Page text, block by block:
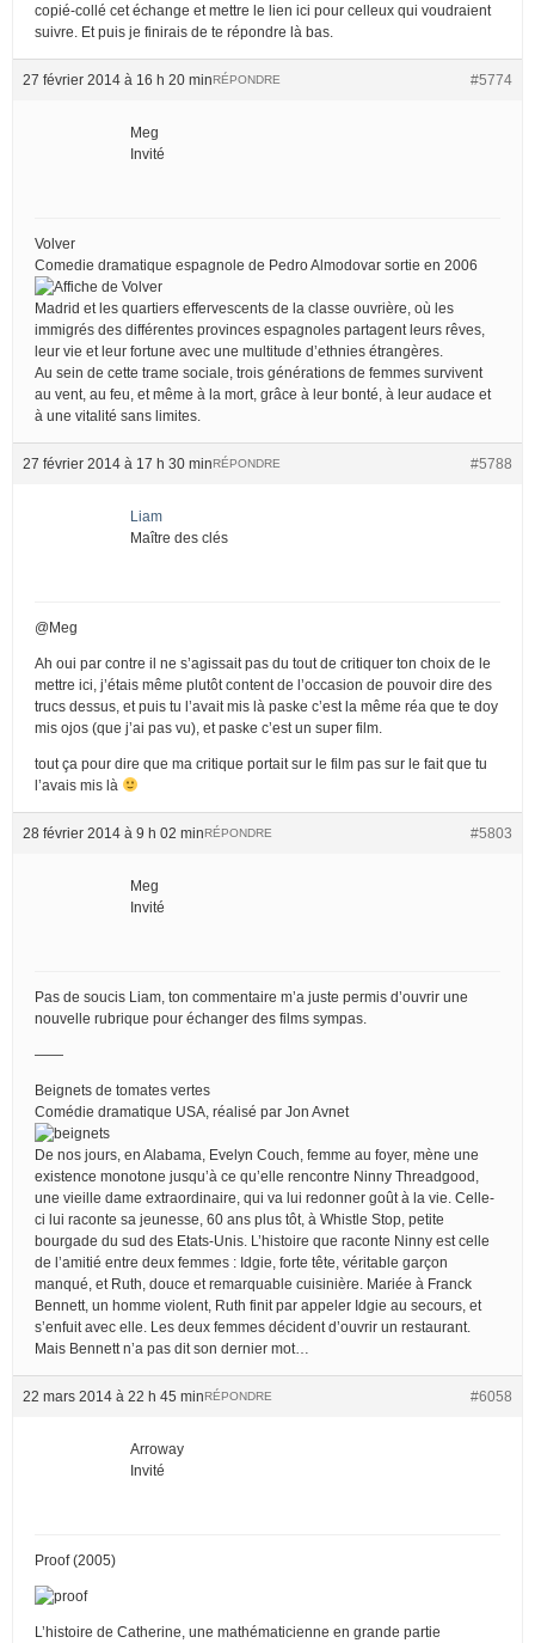
copié-collé cet échange et mettre le lien ici pour celleux qui voudraient
suivre. Et puis je finirais de te répondre là bas.
27 février 2014 à 16 h 20 min #5774
RÉPONDRE
Meg
Invité
Volver
Comedie dramatique espagnole de Pedro Almodovar sortie en 2006
Madrid et les quartiers effervescents de la classe ouvrière, où les
immigrés des différentes provinces espagnoles partagent leurs rêves,
leur vie et leur fortune avec une multitude d’ethnies étrangères.
Au sein de cette trame sociale, trois générations de femmes survivent
au vent, au feu, et même à la mort, grâce à leur bonté, à leur audace et
à une vitalité sans limites.
27 février 2014 à 17 h 30 min #5788
RÉPONDRE
Liam
Maître des clés
@Meg
Ah oui par contre il ne s’agissait pas du tout de critiquer ton choix de le
mettre ici, j’étais même plutôt content de l’occasion de pouvoir dire des
trucs dessus, et puis tu l’avait mis là paske c’est la même réa que te doy
mis ojos (que j’ai pas vu), et paske c’est un super film.
tout ça pour dire que ma critique portait sur le film pas sur le fait que tu
l’avais mis là
28 février 2014 à 9 h 02 min #5803
RÉPONDRE
Meg
Invité
Pas de soucis Liam, ton commentaire m’a juste permis d’ouvrir une
nouvelle rubrique pour échanger des films sympas.
——
Beignets de tomates vertes
Comédie dramatique USA, réalisé par Jon Avnet
De nos jours, en Alabama, Evelyn Couch, femme au foyer, mène une
existence monotone jusqu’à ce qu’elle rencontre Ninny Threadgood,
une vieille dame extraordinaire, qui va lui redonner goût à la vie. Celle-
ci lui raconte sa jeunesse, 60 ans plus tôt, à Whistle Stop, petite
bourgade du sud des Etats-Unis. L’histoire que raconte Ninny est celle
de l’amitié entre deux femmes : Idgie, forte tête, véritable garçon
manqué, et Ruth, douce et remarquable cuisinière. Mariée à Franck
Bennett, un homme violent, Ruth finit par appeler Idgie au secours, et
s’enfuit avec elle. Les deux femmes décident d’ouvrir un restaurant.
Mais Bennett n’a pas dit son dernier mot…
22 mars 2014 à 22 h 45 min #6058
RÉPONDRE
Arroway
Invité
Proof (2005)
L’histoire de Catherine, une mathématicienne en grande partie